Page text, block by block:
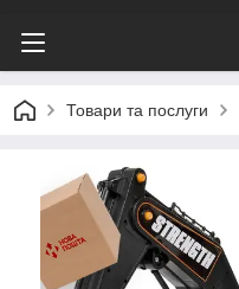
Товари та послуги